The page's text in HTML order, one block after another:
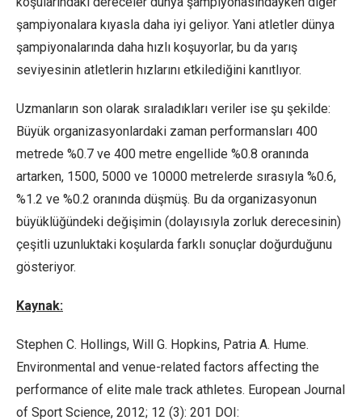
şampiyonalara kıyasla daha iyi geliyor. Yani atletler dünya
şampiyonalarında daha hızlı koşuyorlar, bu da yarış
seviyesinin atletlerin hızlarını etkilediğini kanıtlıyor.
Uzmanların son olarak sıraladıkları veriler ise şu şekilde:
Büyük organizasyonlardaki zaman performansları 400
metrede %0.7 ve 400 metre engellide %0.8 oranında
artarken, 1500, 5000 ve 10000 metrelerde sırasıyla %0.6,
%1.2 ve %0.2 oranında düşmüş. Bu da organizasyonun
büyüklüğündeki değişimin (dolayısıyla zorluk derecesinin)
çeşitli uzunluktaki koşularda farklı sonuçlar doğurduğunu
gösteriyor.
Kaynak:
Stephen C. Hollings, Will G. Hopkins, Patria A. Hume.
Environmental and venue-related factors affecting the
performance of elite male track athletes. European Journal
of Sport Science, 2012; 12 (3): 201 DOI: